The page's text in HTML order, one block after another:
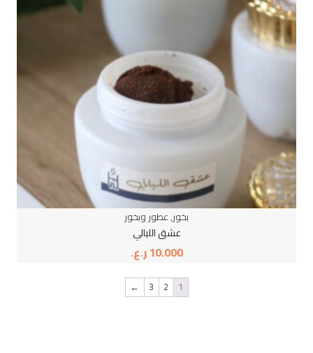
بخور,عطور وبخور
عشق الليالي
10.000ر.ع.
1
2
3
←